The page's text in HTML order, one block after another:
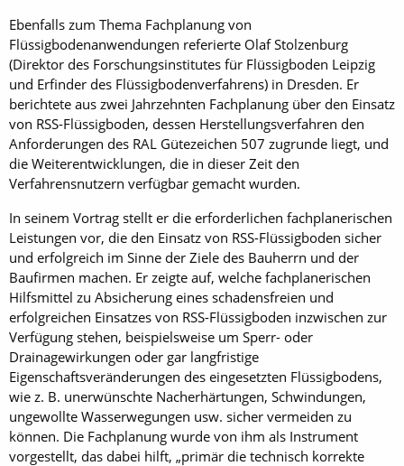
Ebenfalls zum Thema Fachplanung von
Flüssigbodenanwendungen referierte Olaf Stolzenburg
(Direktor des Forschungsinstitutes für Flüssigboden Leipzig
und Erfinder des Flüssigbodenverfahrens) in Dresden. Er
berichtete aus zwei Jahrzehnten Fachplanung über den Einsatz
von RSS-Flüssigboden, dessen Herstellungsverfahren den
Anforderungen des RAL Gütezeichen 507 zugrunde liegt, und
die Weiterentwicklungen, die in dieser Zeit den
Verfahrensnutzern verfügbar gemacht wurden.
In seinem Vortrag stellt er die erforderlichen fachplanerischen
Leistungen vor, die den Einsatz von RSS-Flüssigboden sicher
und erfolgreich im Sinne der Ziele des Bauherrn und der
Baufirmen machen. Er zeigte auf, welche fachplanerischen
Hilfsmittel zu Absicherung eines schadensfreien und
erfolgreichen Einsatzes von RSS-Flüssigboden inzwischen zur
Verfügung stehen, beispielsweise um Sperr- oder
Drainagewirkungen oder gar langfristige
Eigenschaftsveränderungen des eingesetzten Flüssigbodens,
wie z. B. unerwünschte Nacherhärtungen, Schwindungen,
ungewollte Wasserwegungen usw. sicher vermeiden zu
können. Die Fachplanung wurde von ihm als Instrument
vorgestellt, das dabei hilft, „primär die technisch korrekte